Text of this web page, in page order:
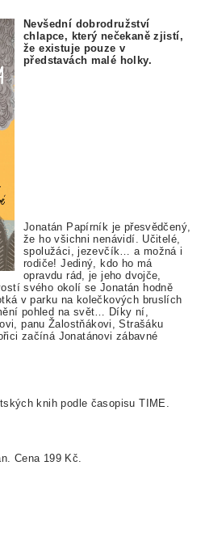
Nevšední dobrodružství
chlapce, který nečekaně zjistí,
že existuje pouze v
představách malé holky.
Jonatán Papírník je přesvědčený,
že ho všichni nenávidí. Učitelé,
spolužáci, jezevčík… a možná i
rodiče! Jediný, kdo ho má
opravdu rád, je jeho dvojče,
svého okolí se Jonatán hodně
v parku na kolečkových bruslích
pohled na svět… Díky ní,
panu Žalostňákovi, Strašáku
začíná Jonatánovi zábavné
knih podle časopisu TIME.
Cena 199 Kč.